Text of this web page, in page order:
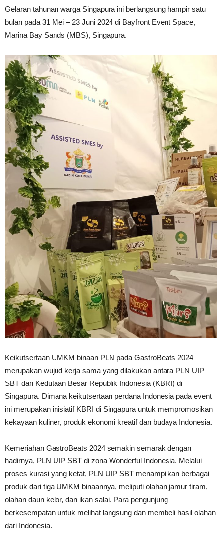
Gelaran tahunan warga Singapura ini berlangsung hampir satu
bulan pada 31 Mei – 23 Juni 2024 di Bayfront Event Space,
Marina Bay Sands (MBS), Singapura.
Keikutsertaan UMKM binaan PLN pada GastroBeats 2024
merupakan wujud kerja sama yang dilakukan antara PLN UIP
SBT dan Kedutaan Besar Republik Indonesia (KBRI) di
Singapura. Dimana keikutsertaan perdana Indonesia pada event
ini merupakan inisiatif KBRI di Singapura untuk mempromosikan
kekayaan kuliner, produk ekonomi kreatif dan budaya Indonesia.
Kemeriahan GastroBeats 2024 semakin semarak dengan
hadirnya, PLN UIP SBT di zona Wonderful Indonesia. Melalui
proses kurasi yang ketat, PLN UIP SBT menampilkan berbagai
produk dari tiga UMKM binaannya, meliputi olahan jamur tiram,
olahan daun kelor, dan ikan salai. Para pengunjung
berkesempatan untuk melihat langsung dan membeli hasil olahan
dari Indonesia.